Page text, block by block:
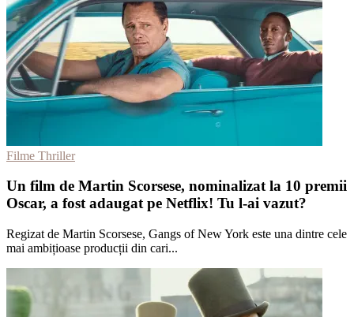
Filme Thriller
Un film de Martin Scorsese, nominalizat la 10 premii
Oscar, a fost adaugat pe Netflix! Tu l-ai vazut?
Regizat de Martin Scorsese, Gangs of New York este una dintre cele
mai ambițioase producții din cari...